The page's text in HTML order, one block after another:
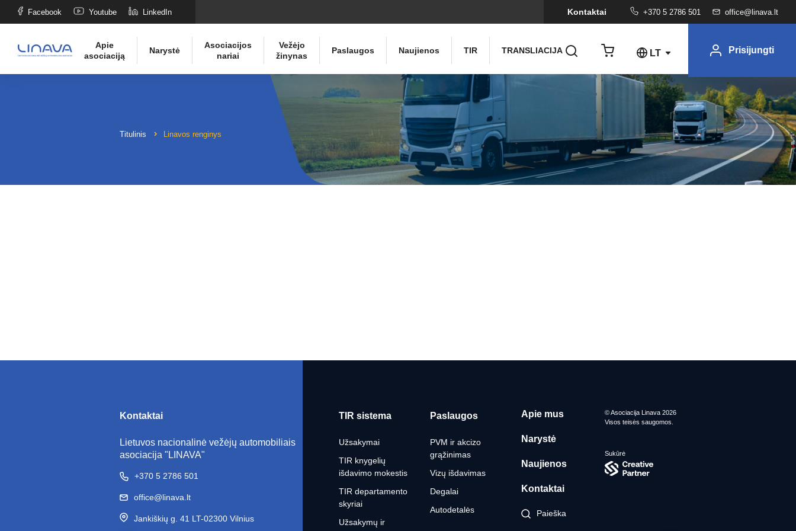
Facebook Youtube LinkedIn Kontaktai +370 5 2786 501 office@linava.lt
Apie
asociaciją
Narystė
Asociacijos
nariai
Vežėjo
žinynas
Paslaugos Naujienos TIR TRANSLIACIJA LT Prisijungti
Titulinis Linavos renginys
Kontaktai
Lietuvos nacionalinė vežėjų automobiliais
asociacija "LINAVA"
+370 5 2786 501
office@linava.lt
Jankiškių g. 41 LT-02300 Vilnius
TIR sistema
Užsakymai
TIR knygelių
išdavimo mokestis
TIR departamento
skyriai
Užsakymų ir
Paslaugos
PVM ir akcizo
grąžinimas
Vizų išdavimas
Degalai
Autodetalės
Apie mus
Narystė
Naujienos
Kontaktai
Paieška
© Asociacija Linava 2026
Visos teisės saugomos.
Sukūrė